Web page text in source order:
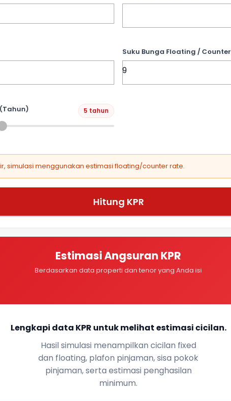
Suku Bunga Floating /
5 tahun
simulasi menggunakan estimasi floating/counter rate.
Hitung KPR
Estimasi Angsuran KPR
Berdasarkan data properti dan tenor yang Anda isi
Lengkapi data KPR untuk melihat estimasi cicilan.
Hasil simulasi menampilkan cicilan fixed
dan floating, plafon pinjaman, sisa pokok
pinjaman, serta estimasi penghasilan
minimum.